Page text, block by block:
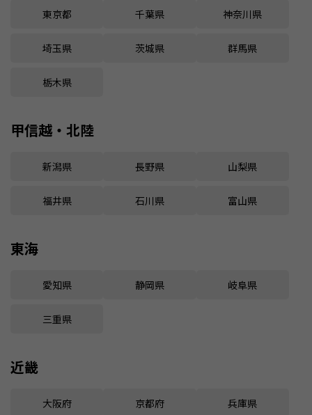
東京都 千葉県 神奈川県
埼玉県 茨城県 群馬県
栃木県
甲信越・北陸
新潟県 長野県 山梨県
福井県 石川県 富山県
東海
愛知県 静岡県 岐阜県
三重県
近畿
大阪府 京都府 兵庫県